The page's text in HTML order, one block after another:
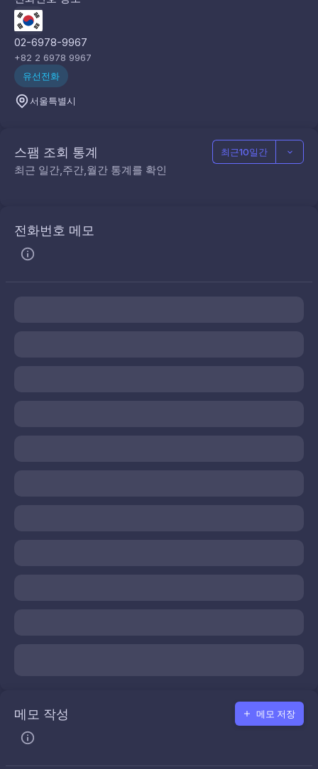
02-6978-9967
+82 2 6978 9967
유선전화
서울특별시
스팸 조회 통계
최근 일간,주간,월간 통계를 확인
최근10일간
전화번호 메모
메모 작성 메모 저장